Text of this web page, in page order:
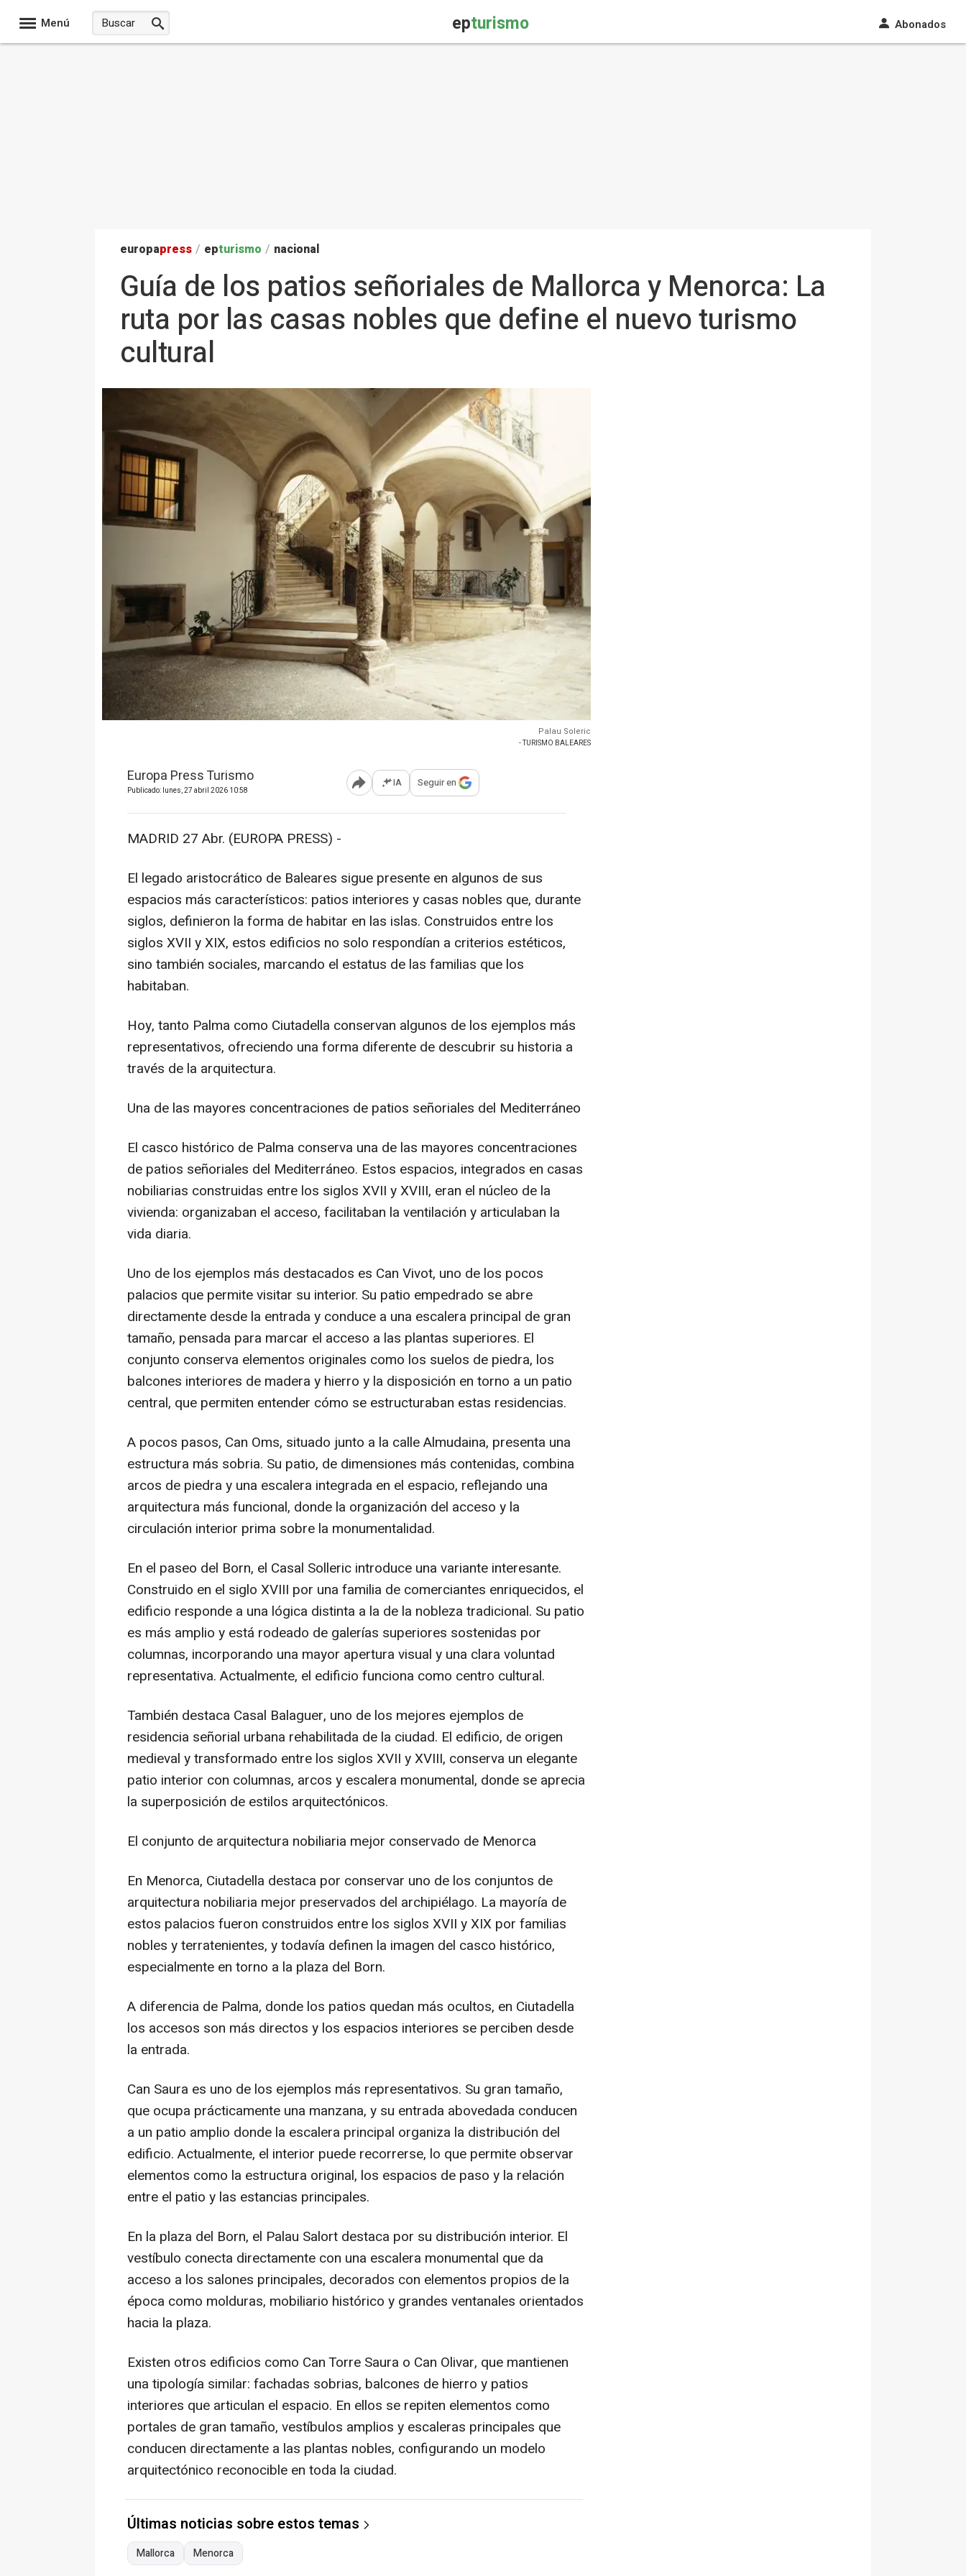
Menú epturismo Abonados
europapress / epturismo / nacional
Guía de los patios señoriales de Mallorca y Menorca: La
ruta por las casas nobles que define el nuevo turismo
cultural
Palau Soleric
- TURISMO BALEARES
Europa Press Turismo
Publicado: lunes, 27 abril 2026 10:58 Abrir opciones para compartir
IA Seguir en
MADRID 27 Abr. (EUROPA PRESS) -
El legado aristocrático de Baleares sigue presente en algunos de sus
espacios más característicos: patios interiores y casas nobles que, durante
siglos, definieron la forma de habitar en las islas. Construidos entre los
siglos XVII y XIX, estos edificios no solo respondían a criterios estéticos,
sino también sociales, marcando el estatus de las familias que los
habitaban.
Hoy, tanto Palma como Ciutadella conservan algunos de los ejemplos más
representativos, ofreciendo una forma diferente de descubrir su historia a
través de la arquitectura.
Una de las mayores concentraciones de patios señoriales del Mediterráneo
El casco histórico de Palma conserva una de las mayores concentraciones
de patios señoriales del Mediterráneo. Estos espacios, integrados en casas
nobiliarias construidas entre los siglos XVII y XVIII, eran el núcleo de la
vivienda: organizaban el acceso, facilitaban la ventilación y articulaban la
vida diaria.
Uno de los ejemplos más destacados es Can Vivot, uno de los pocos
palacios que permite visitar su interior. Su patio empedrado se abre
directamente desde la entrada y conduce a una escalera principal de gran
tamaño, pensada para marcar el acceso a las plantas superiores. El
conjunto conserva elementos originales como los suelos de piedra, los
balcones interiores de madera y hierro y la disposición en torno a un patio
central, que permiten entender cómo se estructuraban estas residencias.
A pocos pasos, Can Oms, situado junto a la calle Almudaina, presenta una
estructura más sobria. Su patio, de dimensiones más contenidas, combina
arcos de piedra y una escalera integrada en el espacio, reflejando una
arquitectura más funcional, donde la organización del acceso y la
circulación interior prima sobre la monumentalidad.
En el paseo del Born, el Casal Solleric introduce una variante interesante.
Construido en el siglo XVIII por una familia de comerciantes enriquecidos, el
edificio responde a una lógica distinta a la de la nobleza tradicional. Su patio
es más amplio y está rodeado de galerías superiores sostenidas por
columnas, incorporando una mayor apertura visual y una clara voluntad
representativa. Actualmente, el edificio funciona como centro cultural.
También destaca Casal Balaguer, uno de los mejores ejemplos de
residencia señorial urbana rehabilitada de la ciudad. El edificio, de origen
medieval y transformado entre los siglos XVII y XVIII, conserva un elegante
patio interior con columnas, arcos y escalera monumental, donde se aprecia
la superposición de estilos arquitectónicos.
El conjunto de arquitectura nobiliaria mejor conservado de Menorca
En Menorca, Ciutadella destaca por conservar uno de los conjuntos de
arquitectura nobiliaria mejor preservados del archipiélago. La mayoría de
estos palacios fueron construidos entre los siglos XVII y XIX por familias
nobles y terratenientes, y todavía definen la imagen del casco histórico,
especialmente en torno a la plaza del Born.
A diferencia de Palma, donde los patios quedan más ocultos, en Ciutadella
los accesos son más directos y los espacios interiores se perciben desde
la entrada.
Can Saura es uno de los ejemplos más representativos. Su gran tamaño,
que ocupa prácticamente una manzana, y su entrada abovedada conducen
a un patio amplio donde la escalera principal organiza la distribución del
edificio. Actualmente, el interior puede recorrerse, lo que permite observar
elementos como la estructura original, los espacios de paso y la relación
entre el patio y las estancias principales.
En la plaza del Born, el Palau Salort destaca por su distribución interior. El
vestíbulo conecta directamente con una escalera monumental que da
acceso a los salones principales, decorados con elementos propios de la
época como molduras, mobiliario histórico y grandes ventanales orientados
hacia la plaza.
Existen otros edificios como Can Torre Saura o Can Olivar, que mantienen
una tipología similar: fachadas sobrias, balcones de hierro y patios
interiores que articulan el espacio. En ellos se repiten elementos como
portales de gran tamaño, vestíbulos amplios y escaleras principales que
conducen directamente a las plantas nobles, configurando un modelo
arquitectónico reconocible en toda la ciudad.
Últimas noticias sobre estos temas
Mallorca Menorca